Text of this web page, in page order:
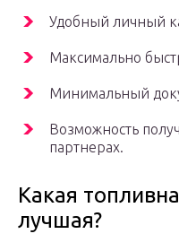
Удобный личный
Максимально
Минимальный
Возможность
партнерах.
Какая
лучшая?